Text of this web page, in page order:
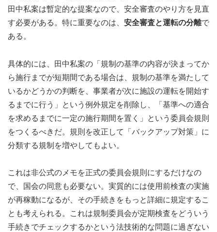
田中私案は暫定的な提案なので、安全審査のやり方を見直
す必要がある。特に重要なのは、 安全審査と運転の分離で
ある。
具体的には、田中私案の「規制の基準の内容が決まってか
ら施行までが短期間である場合は、規制の基準を満たして
いるかどうかの判断を、事業者が次に施設の運転を開始す
るまでに行う」という例外規定を削除し、「基準への適合
を求めるまでに一定の施行期間を置く」という委員会規則
をつくるべきだ。規則を改正して「バックアップ対策」に
分類する規制を増やしてもよい。
これは非公式のメモを正式の委員会規則にするだけなの
で、国会の同意も必要ない。実質的には使用前検査の実施
が再稼動になるが、その手続きをもっと詳細に規定するこ
とも考えられる。これは規制委員会が定期検査をどういう
手続きでチェックするかという法技術的な問題に過ぎない